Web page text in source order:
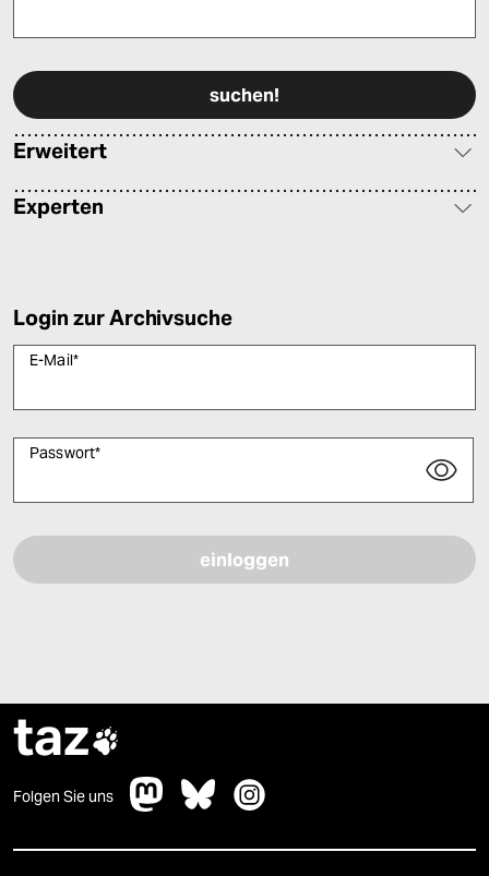
Erweitert
Experten
Login zur Archivsuche
E-Mail*
Passwort*
taz
Folgen Sie uns